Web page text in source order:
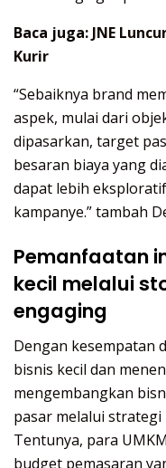
Baca juga: JNE
Kurir
“Sebaiknya brand
aspek, mulai dari
dipasarkan, target
besaran biaya yang
dapat lebih
kampanye.” tambah
Pemanfaatan
kecil melalui
engaging
Dengan kesempatan
bisnis kecil dan
mengembangkan
pasar melalui
Tentunya, para
budget pemasaran